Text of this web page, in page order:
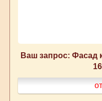
Ваш запрос: Фасад